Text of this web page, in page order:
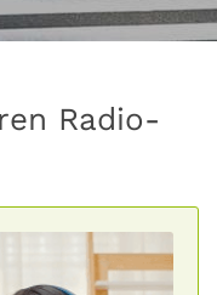
Radio-